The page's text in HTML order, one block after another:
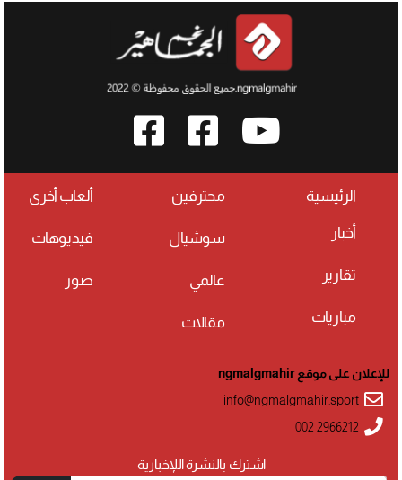
الرئيسية
أخبار
تقارير
مباريات
محترفين
سوشيال
عالمي
مقالات
ألعاب أخرى
فيديوهات
صور
اشترك بالنشرة اللإخبارية
للإعلان على موقع ngmalgmahir
info@ngmalgmahir.sport
002 2966212